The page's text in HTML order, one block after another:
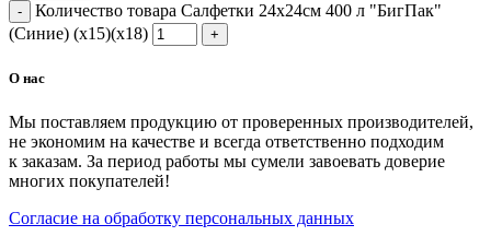
Количество товара Салфетки 24х24см 400 л "БигПак"
(Синие) (х15)(х18)
О нас
Мы поставляем продукцию от проверенных производителей,
не экономим на качестве и всегда ответственно подходим
к заказам. За период работы мы сумели завоевать доверие
многих покупателей!
Согласие на обработку персональных данных